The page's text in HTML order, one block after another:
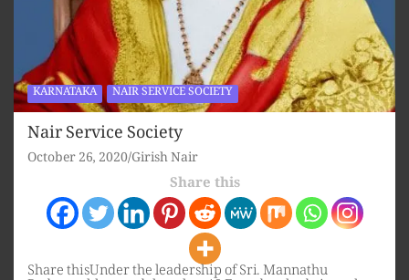
KARNATAKA NAIR SERVICE SOCIETY
Nair Service Society
October 26, 2020 Girish Nair
Share this
Share thisUnder the leadership of Sri. Mannathu